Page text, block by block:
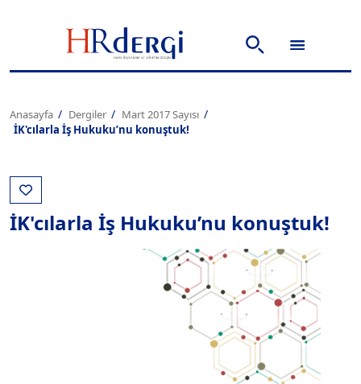
Anasayfa Dergiler
Mart 2017 Sayısı
İK'cılarla İş Hukuku’nu konuştuk!
İK'cılarla İş Hukuku’nu konuştuk!